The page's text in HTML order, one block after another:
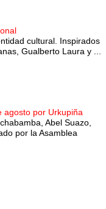
cultural. Inspirados
Gualberto Laura y ...
agosto por Urkupiña
Abel Suazo,
por la Asamblea